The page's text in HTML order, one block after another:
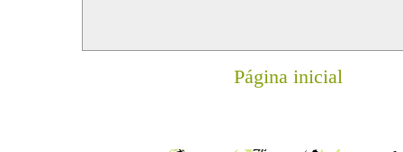
Página inicial